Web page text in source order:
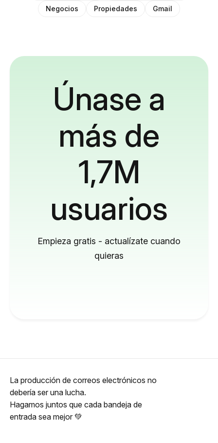
Negocios
Propiedades Gmail
Únase a
más de
1,7M
usuarios
Empieza gratis - actualízate cuando
quieras
La producción de correos electrónicos no
debería ser una lucha.
Hagamos juntos que cada bandeja de
entrada sea mejor 💚